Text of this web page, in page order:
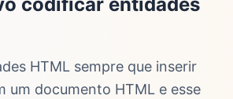
HTML sempre que inserir
um documento HTML e esse